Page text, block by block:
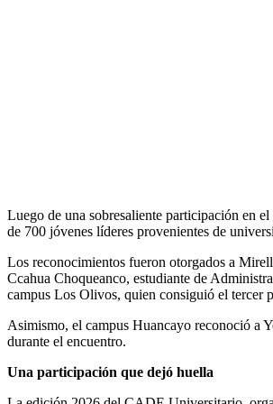
Luego de una sobresaliente participación en
de 700 jóvenes líderes provenientes de
Los reconocimientos fueron otorgados a
Ccahua Choqueanco, estudiante de
campus Los Olivos, quien consiguió el tercer
Asimismo, el campus Huancayo reconoció a
durante el encuentro.
Una participación que dejó huella